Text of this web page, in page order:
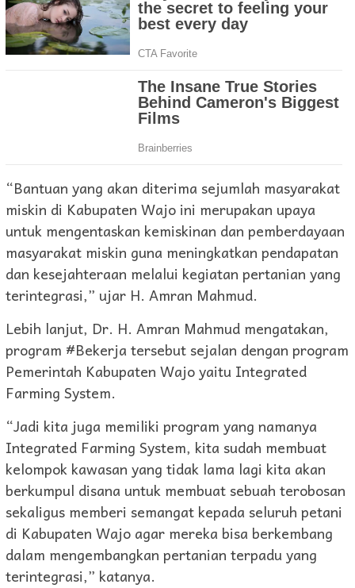
“Bantuan yang akan diterima sejumlah masyarakat
miskin di Kabupaten Wajo ini merupakan upaya
untuk mengentaskan kemiskinan dan pemberdayaan
masyarakat miskin guna meningkatkan pendapatan
dan kesejahteraan melalui kegiatan pertanian yang
terintegrasi,” ujar H. Amran Mahmud.
Lebih lanjut, Dr. H. Amran Mahmud mengatakan,
program #Bekerja tersebut sejalan dengan program
Pemerintah Kabupaten Wajo yaitu Integrated
Farming System.
“Jadi kita juga memiliki program yang namanya
Integrated Farming System, kita sudah membuat
kelompok kawasan yang tidak lama lagi kita akan
berkumpul disana untuk membuat sebuah terobosan
sekaligus memberi semangat kepada seluruh petani
di Kabupaten Wajo agar mereka bisa berkembang
dalam mengembangkan pertanian terpadu yang
terintegrasi,” katanya.